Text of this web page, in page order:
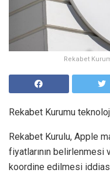
Rekabet
Rekabet Kurumu
Rekabet Kurulu, Apple
fiyatlarının belirlenmesi
koordine edilmesi